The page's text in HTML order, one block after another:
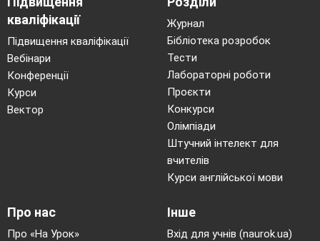
кваліфікації
Підвищення кваліфікації
Вебінари
Конференції
Курси
Вектор
Журнал
Бібліотека розробок
Тести
Лабораторні роботи
Проєкти
Конкурси
Олімпіади
Штучний інтелект для
вчителів
Курси англійської мови
Про нас
Про «На Урок»
Інше
Вхід для учнів (naurok.ua)